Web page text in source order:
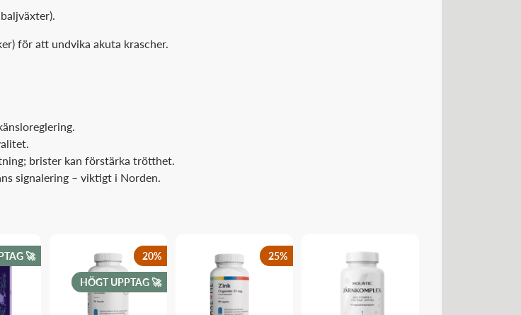
för att undvika akuta krascher.
brister kan förstärka trötthet.
signalering – viktigt i Norden.
🚀 20%
HÖGT UPPTAG 🚀
25%